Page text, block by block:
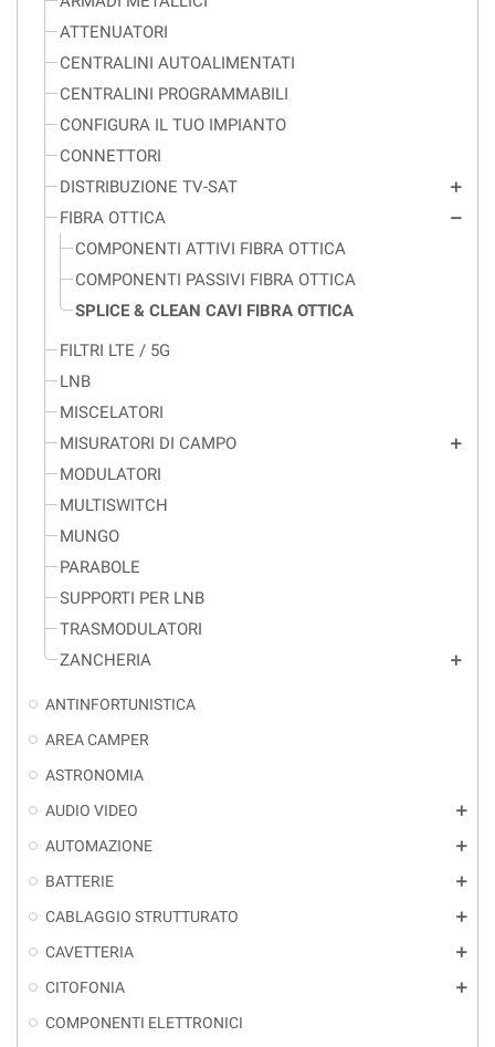
ATTENUATORI
CENTRALINI AUTOALIMENTATI
CENTRALINI PROGRAMMABILI
CONFIGURA IL TUO IMPIANTO
CONNETTORI
DISTRIBUZIONE TV-SAT
add
FIBRA OTTICA remove
COMPONENTI ATTIVI FIBRA OTTICA
COMPONENTI PASSIVI FIBRA OTTICA
SPLICE & CLEAN CAVI FIBRA OTTICA
FILTRI LTE / 5G
LNB
MISCELATORI
MISURATORI DI CAMPO
add
MODULATORI
MULTISWITCH
MUNGO
PARABOLE
SUPPORTI PER LNB
TRASMODULATORI
ZANCHERIA
add
ANTINFORTUNISTICA
AREA CAMPER
ASTRONOMIA
AUDIO VIDEO
add
AUTOMAZIONE add
BATTERIE add
CABLAGGIO STRUTTURATO add
CAVETTERIA add
CITOFONIA add
COMPONENTI ELETTRONICI